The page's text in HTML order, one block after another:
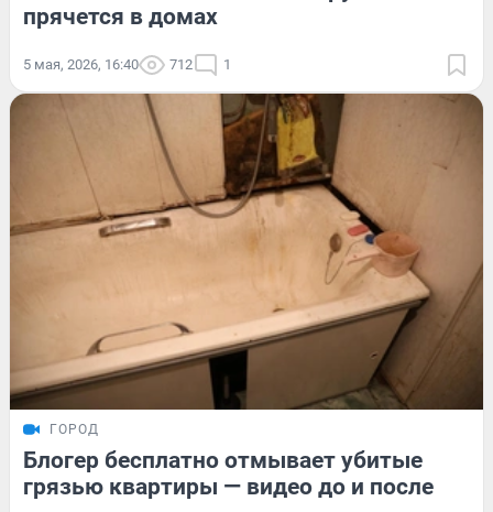
прячется в домах
5 мая, 2026, 16:40 712 1
ГОРОД
Блогер бесплатно отмывает убитые
грязью квартиры — видео до и после